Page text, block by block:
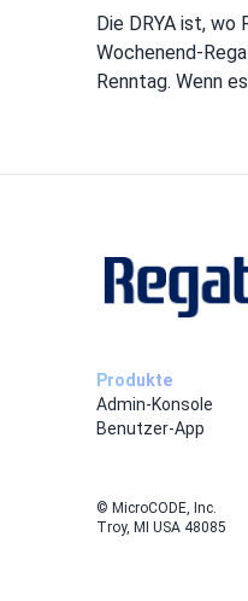
Die DRYA ist,
Wochenend-
Renntag. Wenn
Produkte
Admin-Konsole
Benutzer-App
© MicroCODE, Inc.
Troy, MI USA 48085